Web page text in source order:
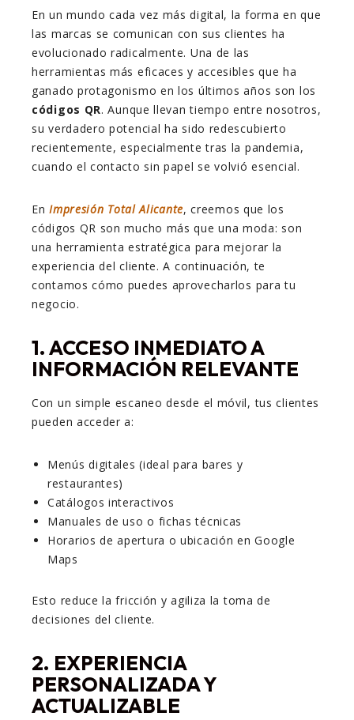
En un mundo cada vez más digital, la forma en que
las marcas se comunican con sus clientes ha
evolucionado radicalmente. Una de las
herramientas más eficaces y accesibles que ha
ganado protagonismo en los últimos años son los
códigos QR. Aunque llevan tiempo entre nosotros,
su verdadero potencial ha sido redescubierto
recientemente, especialmente tras la pandemia,
cuando el contacto sin papel se volvió esencial.
EnImpresión Total Alicante, creemos que los
códigos QR son mucho más que una moda: son
una herramienta estratégica para mejorar la
experiencia del cliente. A continuación, te
contamos cómo puedes aprovecharlos para tu
negocio.
1. ACCESO INMEDIATO A
INFORMACIÓN RELEVANTE
Con un simple escaneo desde el móvil, tus clientes
pueden acceder a:
Menús digitales (ideal para bares y
restaurantes)
Catálogos interactivos
Manuales de uso o fichas técnicas
Horarios de apertura o ubicación en Google
Maps
Esto reduce la fricción y agiliza la toma de
decisiones del cliente.
2. EXPERIENCIA
PERSONALIZADA Y
ACTUALIZABLE